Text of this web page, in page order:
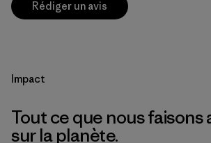
Rédiger un avis
Impact
Tout ce que nous faisons
sur la planète.